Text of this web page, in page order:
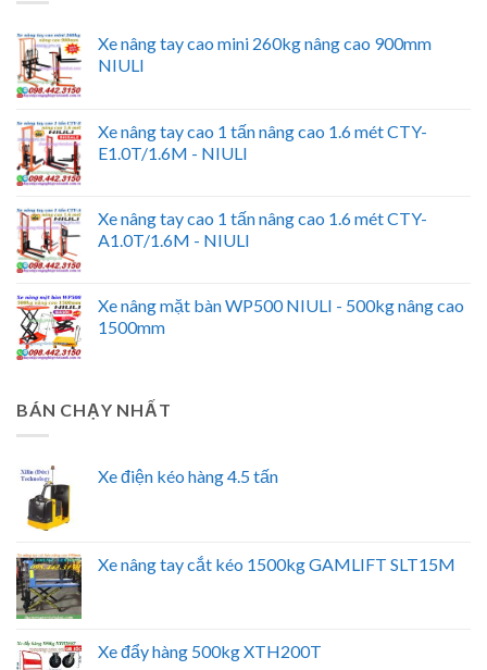
Xe nâng tay cao mini 260kg nâng cao 900mm
NIULI
Xe nâng tay cao 1 tấn nâng cao 1.6 mét CTY-
E1.0T/1.6M - NIULI
Xe nâng tay cao 1 tấn nâng cao 1.6 mét CTY-
A1.0T/1.6M - NIULI
Xe nâng mặt bàn WP500 NIULI - 500kg nâng cao
1500mm
BÁN CHẠY NHẤT
Xe điện kéo hàng 4.5 tấn
Xe nâng tay cắt kéo 1500kg GAMLIFT SLT15M
Xe đẩy hàng 500kg XTH200T